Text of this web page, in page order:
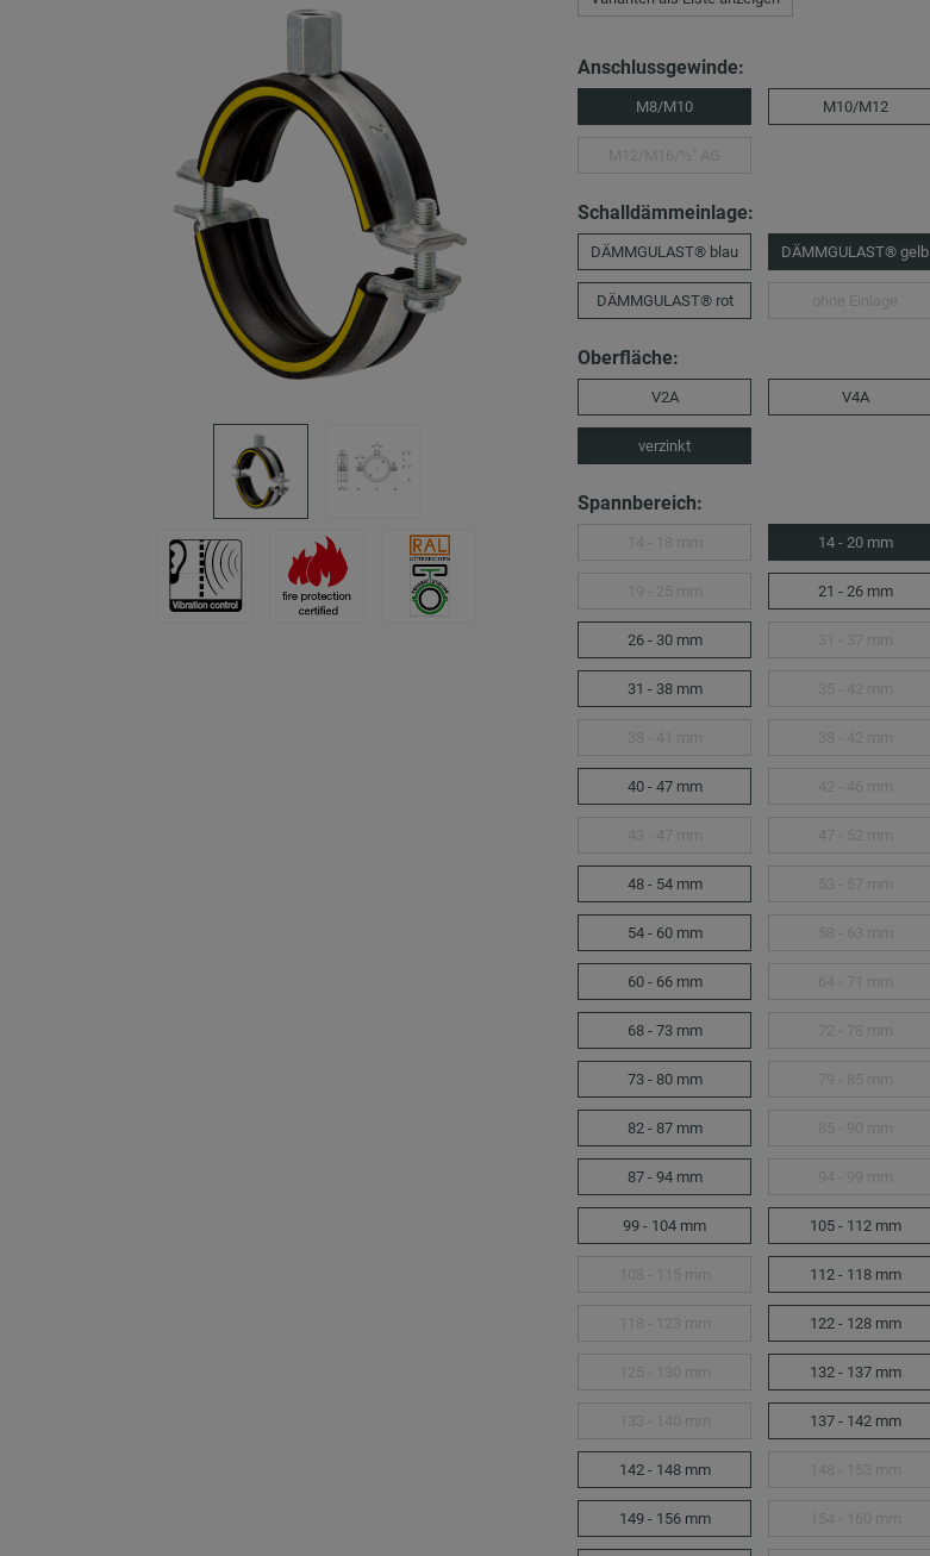
Anschlussgewinde:
M8/M10 M10/M12
Schalldämmeinlage:
DÄMMGULAST® blau DÄMMGULAST® gelb
DÄMMGULAST® rot
Oberfläche:
V2A V4A
verzinkt
Spannbereich:
14 - 20 mm
21 - 26 mm
26 - 30 mm
31 - 38 mm
40 - 47 mm
48 - 54 mm
54 - 60 mm
60 - 66 mm
68 - 73 mm
73 - 80 mm
82 - 87 mm
87 - 94 mm
99 - 104 mm 105 - 112 mm
112 - 118 mm
122 - 128 mm
132 - 137 mm
137 - 142 mm
142 - 148 mm
149 - 156 mm